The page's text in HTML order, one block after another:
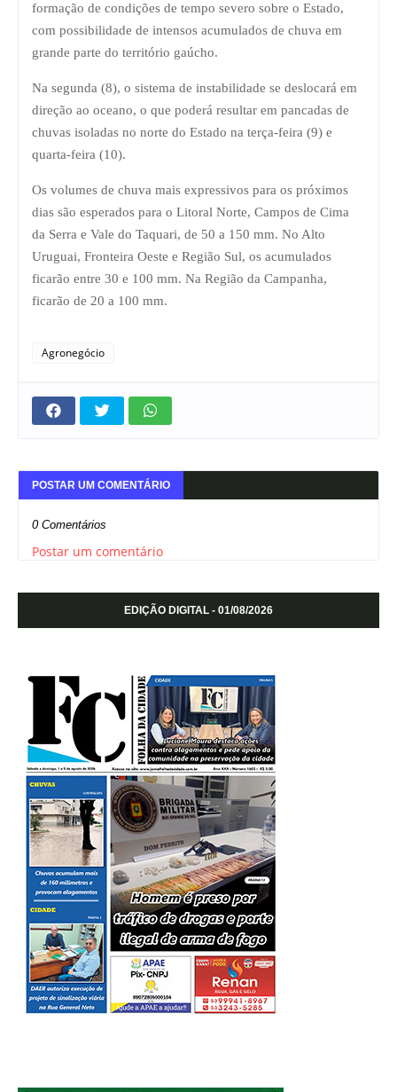
formação de condições de tempo severo sobre o Estado,
com possibilidade de intensos acumulados de chuva em
grande parte do território gaúcho.
Na segunda (8), o sistema de instabilidade se deslocará em
direção ao oceano, o que poderá resultar em pancadas de
chuvas isoladas no norte do Estado na terça-feira (9) e
quarta-feira (10).
Os volumes de chuva mais expressivos para os próximos
dias são esperados para o Litoral Norte, Campos de Cima
da Serra e Vale do Taquari, de 50 a 150 mm. No Alto
Uruguai, Fronteira Oeste e Região Sul, os acumulados
ficarão entre 30 e 100 mm. Na Região da Campanha,
ficarão de 20 a 100 mm.
Agronegócio
POSTAR UM COMENTÁRIO
0 Comentários
Postar um comentário
EDIÇÃO DIGITAL - 01/08/2026